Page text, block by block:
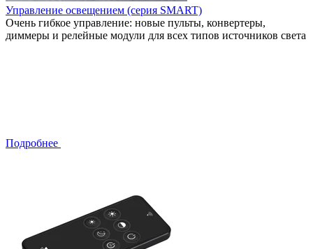
Управление освещением (серия SMART)
Очень гибкое управление: новые пульты, конвертеры,
диммеры и релейные модули для всех типов источников света
Подробнее